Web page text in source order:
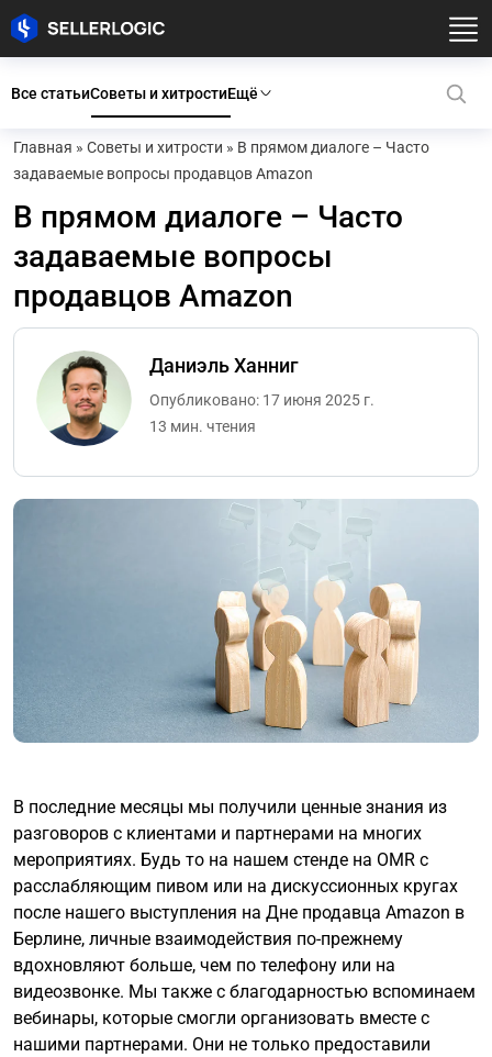
Все статьиСоветы и хитростиЕщё
Главная » Советы и хитрости » В прямом диалоге – Часто
задаваемые вопросы продавцов Amazon
В прямом диалоге – Часто
задаваемые вопросы
продавцов Amazon
Даниэль Ханниг
Опубликовано: 17 июня 2025 г.
13 мин. чтения
В последние месяцы мы получили ценные знания из
разговоров с клиентами и партнерами на многих
мероприятиях. Будь то на нашем стенде на OMR с
расслабляющим пивом или на дискуссионных кругах
после нашего выступления на Дне продавца Amazon в
Берлине, личные взаимодействия по-прежнему
вдохновляют больше, чем по телефону или на
видеозвонке. Мы также с благодарностью вспоминаем
вебинары, которые смогли организовать вместе с
нашими партнерами. Они не только предоставили